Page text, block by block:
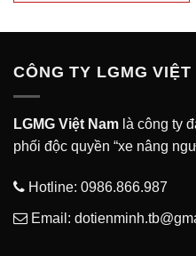
CÔNG TY LGMG VIỆT
LGMG Việt Nam là công ty
phối độc quyền “xe nâng
Hotline: 0986.866.987
Email: